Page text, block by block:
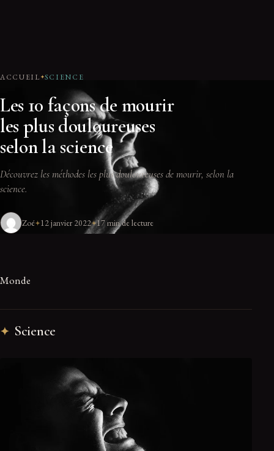
ACCUEIL SCIENCE
Les 10 façons de mourir
les plus douloureuses
selon la science
Découvrez les méthodes les plus douloureuses de mourir, selon la
science.
Zoé 12 janvier 2022 17 min de lecture
Monde
Science